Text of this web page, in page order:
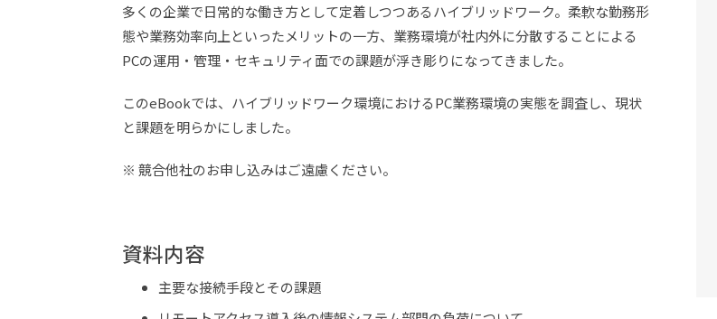
多くの企業で日常的な働き方として定着しつつあるハイブリッドワーク。柔軟な勤務形
態や業務効率向上といったメリットの一方、業務環境が社内外に分散することによる
PCの運用・管理・セキュリティ面での課題が浮き彫りになってきました。
このeBookでは、ハイブリッドワーク環境におけるPC業務環境の実態を調査し、現状
と課題を明らかにしました。
※ 競合他社のお申し込みはご遠慮ください。
資料内容
主要な接続手段とその課題